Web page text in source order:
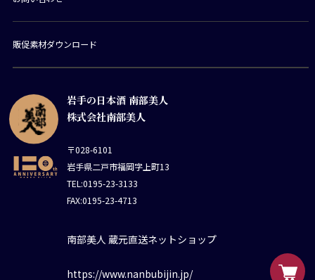
岩手の日本酒 南部美人
株式会社南部美人
〒028-6101
岩手県二戸市福岡字上町13
TEL:0195-23-3133
FAX:0195-23-4713
南部美人 蔵元直送ネットショップ
https://www.nanbubijin.jp/
販促素材ダウンロード